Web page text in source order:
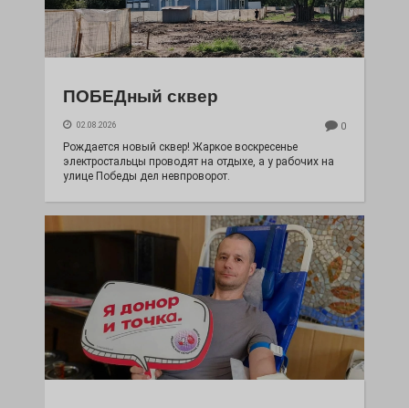
ПОБЕДный сквер
02.08.2026 0
Рождается новый сквер! Жаркое воскресенье
электростальцы проводят на отдыхе, а у рабочих на
улице Победы дел невпроворот.